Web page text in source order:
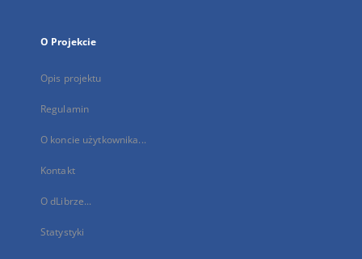
O Projekcie
Opis projektu
Regulamin
O koncie użytkownika...
Kontakt
O dLibrze...
Statystyki